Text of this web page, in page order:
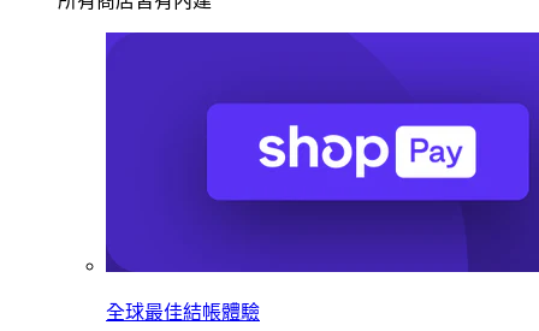
全球最佳結帳體驗